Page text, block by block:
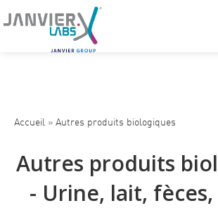
Accueil » Autres produits biologiques
Autres produits
- Urine, lait, fèces,